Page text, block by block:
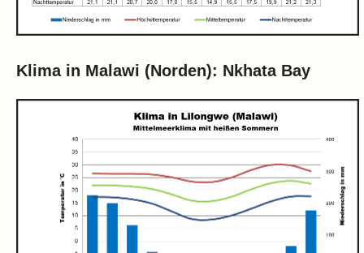
Klima in Malawi (Norden): Nkhata Bay